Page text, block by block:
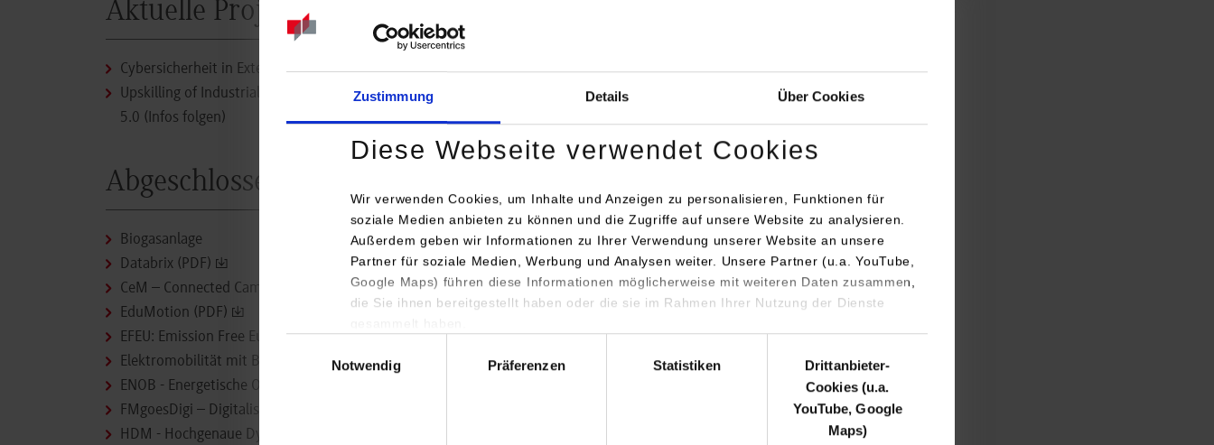
Zustimmung Details Über Cookies
Diese Webseite verwendet Cookies
Wir verwenden Cookies, um Inhalte und Anzeigen zu personalisieren, Funktionen für
soziale Medien anbieten zu können und die Zugriffe auf unsere Website zu analysieren.
Außerdem geben wir Informationen zu Ihrer Verwendung unserer Website an unsere
Partner für soziale Medien, Werbung und Analysen weiter. Unsere Partner (u.a. YouTube,
Google Maps) führen diese Informationen möglicherweise mit weiteren Daten zusammen,
die Sie ihnen bereitgestellt haben oder die sie im Rahmen Ihrer Nutzung der Dienste
Notwendig
Präferenzen Statistiken
Drittanbieter-
Cookies (u.a.
YouTube, Google
Maps)
Aktuelle Projekte
Cybersicherheit in Extended-Reality-Systemen für industrielle Anwendung (CERS4I)
Upskilling of Industrial Engineers in the transition from Industry 4.0 towards Industry
5.0 (Infos folgen)
Abgeschlossene Projekte
Biogasanlage
Databrix (PDF)
CeM – Connected Campus with emission-free Mobility (PDF)
EduMotion (PDF)
EFEU: Emission Free European Universities
Elektromobilität mit Brennstoffzellen (PDF)
ENOB - Energetische Optimierung einer Brennkammereinheit mit Wärmeübertrager für die Karosserietrocknung (PDF)
FMgoesDigi – Digitalisierung von Serviceprozessen im Facility Management
HDM - Hochgenaue Dynamik-Modelle von Verbindungselementen (PDF)